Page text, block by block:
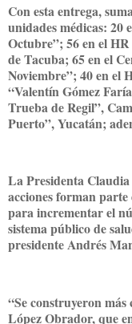
Con esta entrega,
unidades médicas: 20
Octubre”; 56 en el
de Tacuba; 65 en el
Noviembre”; 40 en el
“Valentín Gómez
Trueba de Regil”,
Puerto”, Yucatán;
La Presidenta
acciones forman
para incrementar el
sistema público de
presidente Andrés
“Se construyeron
López Obrador, que